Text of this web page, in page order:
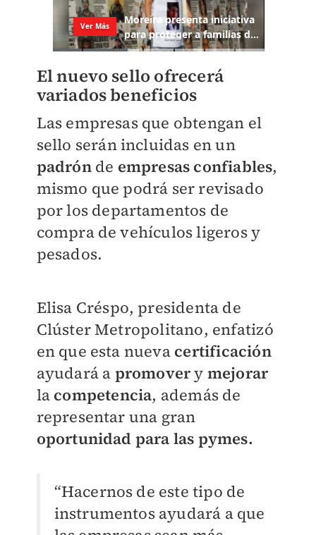
El nuevo sello ofrecerá
variados beneficios
Las empresas que obtengan el
sello serán incluidas en un
padrón de empresas confiables,
mismo que podrá ser revisado
por los departamentos de
compra de vehículos ligeros y
pesados.
Elisa Créspo, presidenta de
Clúster Metropolitano, enfatizó
en que esta nueva certificación
ayudará a promovery mejorar
la competencia, además de
representar una gran
oportunidad para las pymes.
“Hacernos de este tipo de
instrumentos ayudará a que